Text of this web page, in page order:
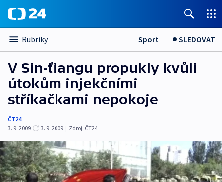
Rubriky Sport SLEDOVAT
V Sin-ťiangu propukly kvůli
útokům injekčními
stříkačkami nepokoje
ČT24
3. 9. 2009
3. 9. 2009 | Zdroj: ČT24